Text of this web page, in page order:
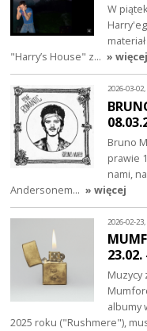
W
"Harry’s House" z… » więcej
2026-03-
Bruno
prawie
nami,
Andersonem… » więcej
2026-02-
23.02.
Muzycy
albumy
2025 roku ("Rushmere"),